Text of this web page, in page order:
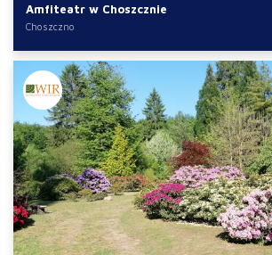
Amfiteatr w Choszcznie
Choszczno